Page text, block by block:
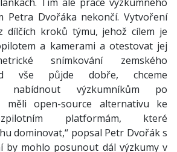
Petra Dvořáka nekončí. Vytvoření
dílčích kroků týmu, jehož cílem je
a kamerami a otestovat jej
snímkování zemského
vše půjde dobře, chceme
výzkumníkům po
měli open-source alternativu ke
platformám, které
dominovat,“ popsal Petr Dvořák s
by mohlo posunout dál výzkumy v